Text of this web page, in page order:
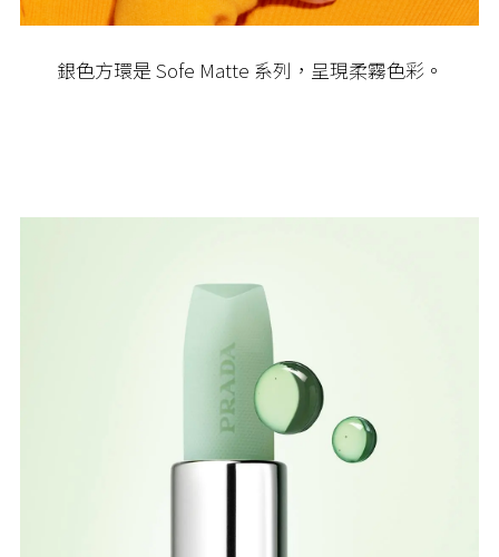
銀色方環是 Sofe Matte 系列，呈現柔霧色彩。